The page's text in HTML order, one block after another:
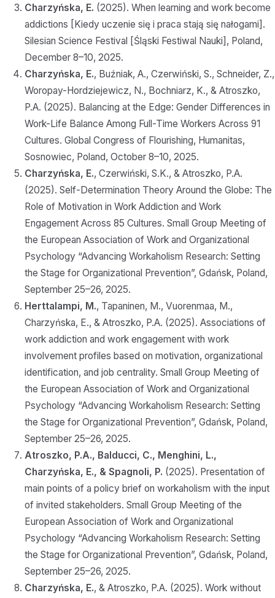
Charzyńska, E. (2025). When learning and work become
addictions [Kiedy uczenie się i praca stają się nałogami].
Silesian Science Festival [Śląski Festiwal Nauki], Poland,
December 8–10, 2025.
Charzyńska, E., Buźniak, A., Czerwiński, S., Schneider, Z.,
Woropay-Hordziejewicz, N., Bochniarz, K., & Atroszko,
P.A. (2025). Balancing at the Edge: Gender Differences in
Work-Life Balance Among Full-Time Workers Across 91
Cultures. Global Congress of Flourishing, Humanitas,
Sosnowiec, Poland, October 8–10, 2025.
Charzyńska, E., Czerwiński, S.K., & Atroszko, P.A.
(2025). Self-Determination Theory Around the Globe: The
Role of Motivation in Work Addiction and Work
Engagement Across 85 Cultures. Small Group Meeting of
the European Association of Work and Organizational
Psychology “Advancing Workaholism Research: Setting
the Stage for Organizational Prevention”, Gdańsk, Poland,
September 25–26, 2025.
Herttalampi, M., Tapaninen, M., Vuorenmaa, M.,
Charzyńska, E., & Atroszko, P.A. (2025). Associations of
work addiction and work engagement with work
involvement profiles based on motivation, organizational
identification, and job centrality. Small Group Meeting of
the European Association of Work and Organizational
Psychology “Advancing Workaholism Research: Setting
the Stage for Organizational Prevention”, Gdańsk, Poland,
September 25–26, 2025.
Atroszko, P.A., Balducci, C., Menghini, L.,
Charzyńska, E., & Spagnoli, P. (2025). Presentation of
main points of a policy brief on workaholism with the input
of invited stakeholders. Small Group Meeting of the
European Association of Work and Organizational
Psychology “Advancing Workaholism Research: Setting
the Stage for Organizational Prevention”, Gdańsk, Poland,
September 25–26, 2025.
Charzyńska, E., & Atroszko, P.A. (2025). Work without